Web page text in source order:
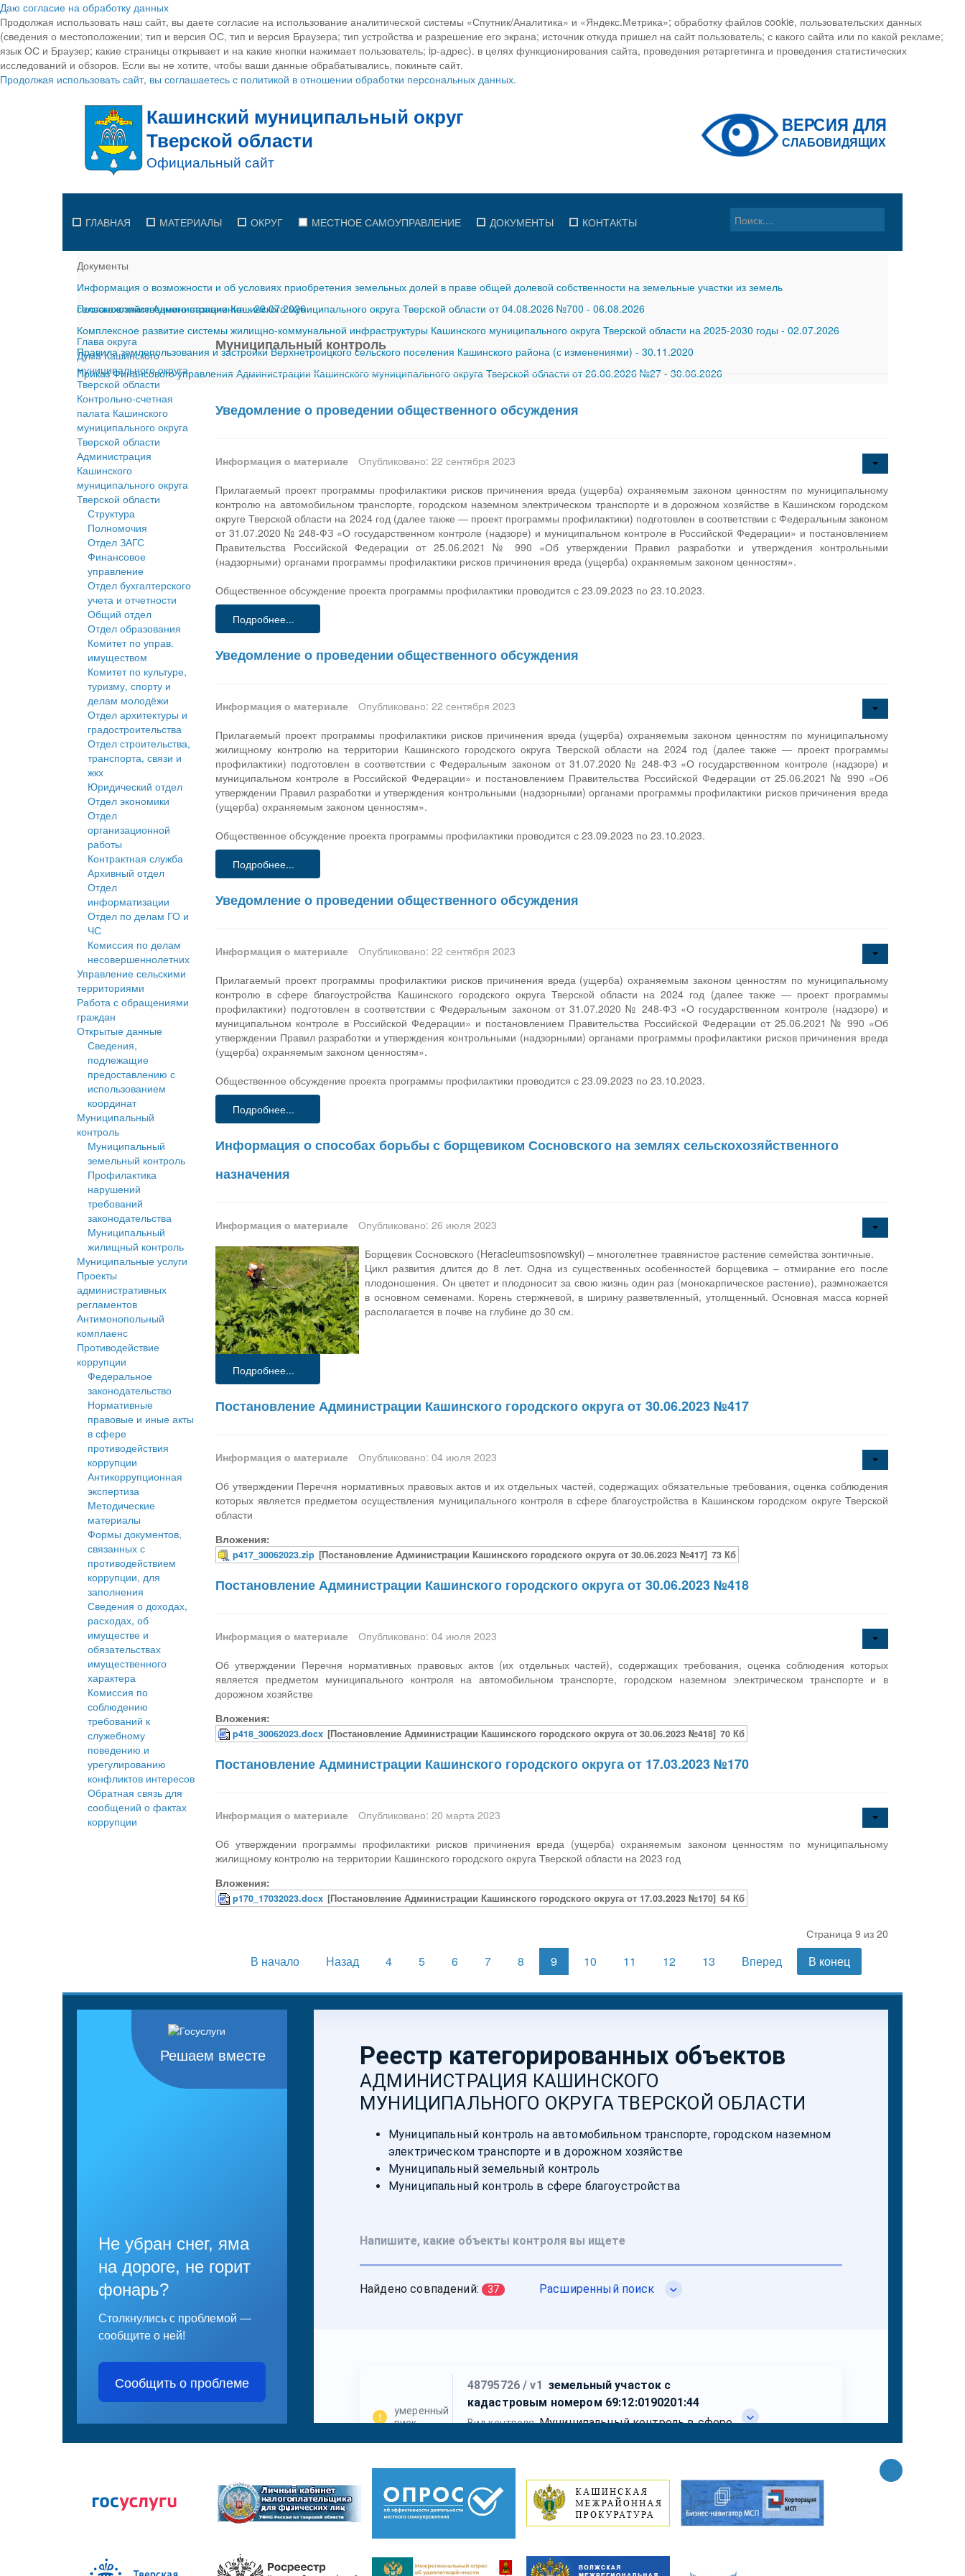
Даю согласие на обработку данных
Продолжая использовать наш сайт, вы даете согласие на использование аналитической системы «Спутник/Аналитика» и «Яндекс.Метрика»; обработку файлов cookie, пользовательских данных
(сведения о местоположении; тип и версия ОС, тип и версия Браузера; тип устройства и разрешение его экрана; источник откуда пришел на сайт пользователь; с какого сайта или по какой рекламе;
язык ОС и Браузер; какие страницы открывает и на какие кнопки нажимает пользователь; ip-адрес). в целях функционирования сайта, проведения ретаргетинга и проведения статистических
исследований и обзоров. Если вы не хотите, чтобы ваши данные обрабатывались, покиньте сайт.
Продолжая использовать сайт, вы соглашаетесь с политикой в отношении обработки персональных данных.
ГЛАВНАЯ МАТЕРИАЛЫ ОКРУГ МЕСТНОЕ САМОУПРАВЛЕНИЕ ДОКУМЕНТЫ КОНТАКТЫ
Документы
Информация о возможности и об условиях приобретения земельных долей в праве общей долевой собственности на земельные участки из земель
сельскохозяйственного назначения-29.07.2026
Постановление Администрации Кашинского муниципального округа Тверской области от 04.08.2026 №700 - 06.08.2026
Комплексное развитие системы жилищно-коммунальной инфраструктуры Кашинского муниципального округа Тверской области на 2025-2030 годы - 02.07.2026
Правила землепользования и застройки Верхнетроицкого сельского поселения Кашинского района (с изменениями) - 30.11.2020
Приказ Финансового управления Администрации Кашинского муниципального округа Тверской области от 26.06.2026 №27 - 30.06.2026
Глава округа
Дума Кашинского
муниципального округа
Тверской области
Контрольно-счетная
палата Кашинского
муниципального округа
Тверской области
Администрация
Кашинского
муниципального округа
Тверской области
Структура
Полномочия
Отдел ЗАГС
Финансовое
управление
Отдел бухгалтерского
учета и отчетности
Общий отдел
Отдел образования
Комитет по управ.
имуществом
Комитет по культуре,
туризму, спорту и
делам молодёжи
Отдел архитектуры и
градостроительства
Отдел строительства,
транспорта, связи и
жкх
Юридический отдел
Отдел экономики
Отдел
организационной
работы
Контрактная служба
Архивный отдел
Отдел
информатизации
Отдел по делам ГО и
ЧС
Комиссия по делам
несовершеннолетних
Управление сельскими
территориями
Работа с обращениями
граждан
Открытые данные
Сведения,
подлежащие
предоставлению с
использованием
координат
Муниципальный
контроль
Муниципальный
земельный контроль
Профилактика
нарушений
требований
законодательства
Муниципальный
жилищный контроль
Муниципальные услуги
Проекты
административных
регламентов
Антимонопольный
комплаенс
Противодействие
коррупции
Федеральное
законодательство
Нормативные
правовые и иные акты
в сфере
противодействия
коррупции
Антикоррупционная
экспертиза
Методические
материалы
Формы документов,
связанных с
противодействием
коррупции, для
заполнения
Сведения о доходах,
расходах, об
имуществе и
обязательствах
имущественного
характера
Комиссия по
соблюдению
требований к
служебному
поведению и
урегулированию
конфликтов интересов
Обратная связь для
сообщений о фактах
коррупции
Муниципальный контроль
Уведомление о проведении общественного обсуждения
Информация о материале
Опубликовано: 22 сентября 2023
Прилагаемый проект программы профилактики рисков причинения вреда (ущерба) охраняемым законом ценностям по муниципальному
контролю на автомобильном транспорте, городском наземном электрическом транспорте и в дорожном хозяйстве в Кашинском городском
округе Тверской области на 2024 год (далее также — проект программы профилактики) подготовлен в соответствии с Федеральным законом
от 31.07.2020 № 248-ФЗ «О государственном контроле (надзоре) и муниципальном контроле в Российской Федерации» и постановлением
Правительства Российской Федерации от 25.06.2021 № 990 «Об утверждении Правил разработки и утверждения контрольными
(надзорными) органами программы профилактики рисков причинения вреда (ущерба) охраняемым законом ценностям».
Общественное обсуждение проекта программы профилактики проводится с 23.09.2023 по 23.10.2023.
Подробнее...
Уведомление о проведении общественного обсуждения
Информация о материале
Опубликовано: 22 сентября 2023
Прилагаемый проект программы профилактики рисков причинения вреда (ущерба) охраняемым законом ценностям по муниципальному
жилищному контролю на территории Кашинского городского округа Тверской области на 2024 год (далее также — проект программы
профилактики) подготовлен в соответствии с Федеральным законом от 31.07.2020 № 248-ФЗ «О государственном контроле (надзоре) и
муниципальном контроле в Российской Федерации» и постановлением Правительства Российской Федерации от 25.06.2021 № 990 «Об
утверждении Правил разработки и утверждения контрольными (надзорными) органами программы профилактики рисков причинения вреда
(ущерба) охраняемым законом ценностям».
Общественное обсуждение проекта программы профилактики проводится с 23.09.2023 по 23.10.2023.
Подробнее...
Уведомление о проведении общественного обсуждения
Информация о материале
Опубликовано: 22 сентября 2023
Прилагаемый проект программы профилактики рисков причинения вреда (ущерба) охраняемым законом ценностям по муниципальному
контролю в сфере благоустройства Кашинского городского округа Тверской области на 2024 год (далее также — проект программы
профилактики) подготовлен в соответствии с Федеральным законом от 31.07.2020 № 248-ФЗ «О государственном контроле (надзоре) и
муниципальном контроле в Российской Федерации» и постановлением Правительства Российской Федерации от 25.06.2021 № 990 «Об
утверждении Правил разработки и утверждения контрольными (надзорными) органами программы профилактики рисков причинения вреда
(ущерба) охраняемым законом ценностям».
Общественное обсуждение проекта программы профилактики проводится с 23.09.2023 по 23.10.2023.
Подробнее...
Информация о способах борьбы с борщевиком Сосновского на землях сельскохозяйственного
назначения
Информация о материале
Опубликовано: 26 июля 2023
Борщевик Сосновского (Heracleumsosnowskyi) – многолетнее травянистое растение семейства зонтичные.
Цикл развития длится до 8 лет. Одна из существенных особенностей борщевика – отмирание его после
плодоношения. Он цветет и плодоносит за свою жизнь один раз (монокарпическое растение), размножается
в основном семенами. Корень стержневой, в ширину разветвленный, утолщенный. Основная масса корней
располагается в почве на глубине до 30 см.
Подробнее...
Постановление Администрации Кашинского городского округа от 30.06.2023 №417
Информация о материале
Опубликовано: 04 июля 2023
Об утверждении Перечня нормативных правовых актов и их отдельных частей, содержащих обязательные требования, оценка соблюдения
которых является предметом осуществления муниципального контроля в сфере благоустройства в Кашинском городском округе Тверской
области
Вложения:
p417_30062023.zip [Постановление Администрации Кашинского городского округа от 30.06.2023 №417] 73 Кб
Постановление Администрации Кашинского городского округа от 30.06.2023 №418
Информация о материале
Опубликовано: 04 июля 2023
Об утверждении Перечня нормативных правовых актов (их отдельных частей), содержащих требования, оценка соблюдения которых
является предметом муниципального контроля на автомобильном транспорте, городском наземном электрическом транспорте и в
дорожном хозяйстве
Вложения:
p418_30062023.docx [Постановление Администрации Кашинского городского округа от 30.06.2023 №418] 70 Кб
Постановление Администрации Кашинского городского округа от 17.03.2023 №170
Информация о материале
Опубликовано: 20 марта 2023
Об утверждении программы профилактики рисков причинения вреда (ущерба) охраняемым законом ценностям по муниципальному
жилищному контролю на территории Кашинского городского округа Тверской области на 2023 год
Вложения:
p170_17032023.docx [Постановление Администрации Кашинского городского округа от 17.03.2023 №170] 54 Кб
Страница 9 из 20
В начало Назад 4 5 6 7 8 9 10 11 12 13 Вперед В конец
Решаем вместе
Не убран снег, яма
на дороге, не горит
фонарь?
Столкнулись с проблемой —
сообщите о ней!
Сообщить о проблеме